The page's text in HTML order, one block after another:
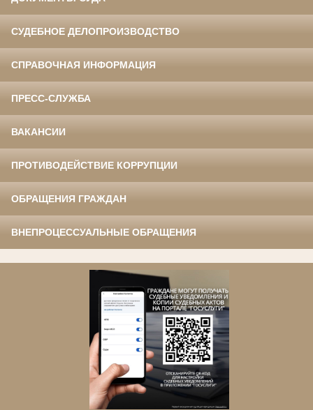
СУДЕБНОЕ ДЕЛОПРОИЗВОДСТВО
СПРАВОЧНАЯ ИНФОРМАЦИЯ
ПРЕСС-СЛУЖБА
ВАКАНСИИ
ПРОТИВОДЕЙСТВИЕ КОРРУПЦИИ
ОБРАЩЕНИЯ ГРАЖДАН
ВНЕПРОЦЕССУАЛЬНЫЕ ОБРАЩЕНИЯ